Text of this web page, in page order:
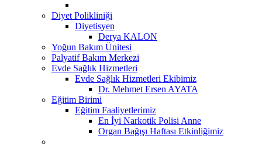
Diyet Polikliniği
Diyetisyen
Derya KALON
Yoğun Bakım Ünitesi
Palyatif Bakım Merkezi
Evde Sağlık Hizmetleri
Evde Sağlık Hizmetleri Ekibimiz
Dr. Mehmet Ersen AYATA
Eğitim Birimi
Eğitim Faaliyetlerimiz
En İyi Narkotik Polisi Anne
Organ Bağışı Haftası Etkinliğimiz